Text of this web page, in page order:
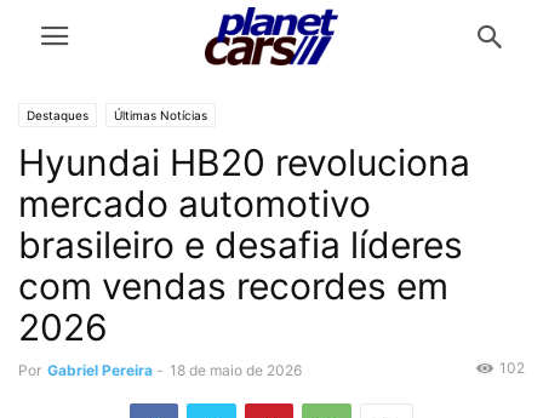
Destaques Últimas Notícias
Hyundai HB20 revoluciona
mercado automotivo
brasileiro e desafia líderes
com vendas recordes em
2026
Por Gabriel Pereira - 18 de maio de 2026 102